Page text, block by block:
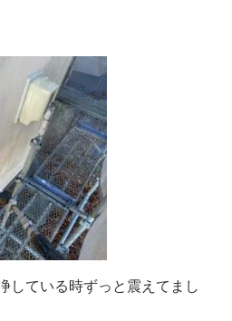
している時ずっと震えてまし